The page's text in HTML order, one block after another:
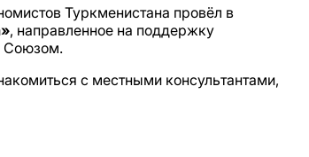
Туркменистана провёл в
, направленное на поддержку
Союзом.
с местными консультантами,